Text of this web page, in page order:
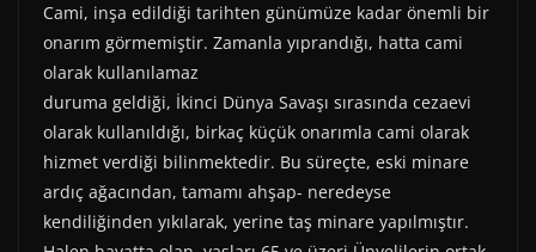
Cami, inşa edildiği tarihten günümüze kadar önemli bir
onarım görmemiştir. Zamanla yıprandığı, hatta cami
olarak kullanılamaz
duruma geldiği, İkinci Dünya Savaşı sırasında cezaevi
olarak kullanıldığı, birkaç küçük onarımla cami olarak
hizmet verdiği bilinmektedir. Bu süreçte, eski minare
ardıç ağacından, tamamı ahşap- neredeyse
kendiliğinden yıkılarak, yerine taş minare yapılmıştır.